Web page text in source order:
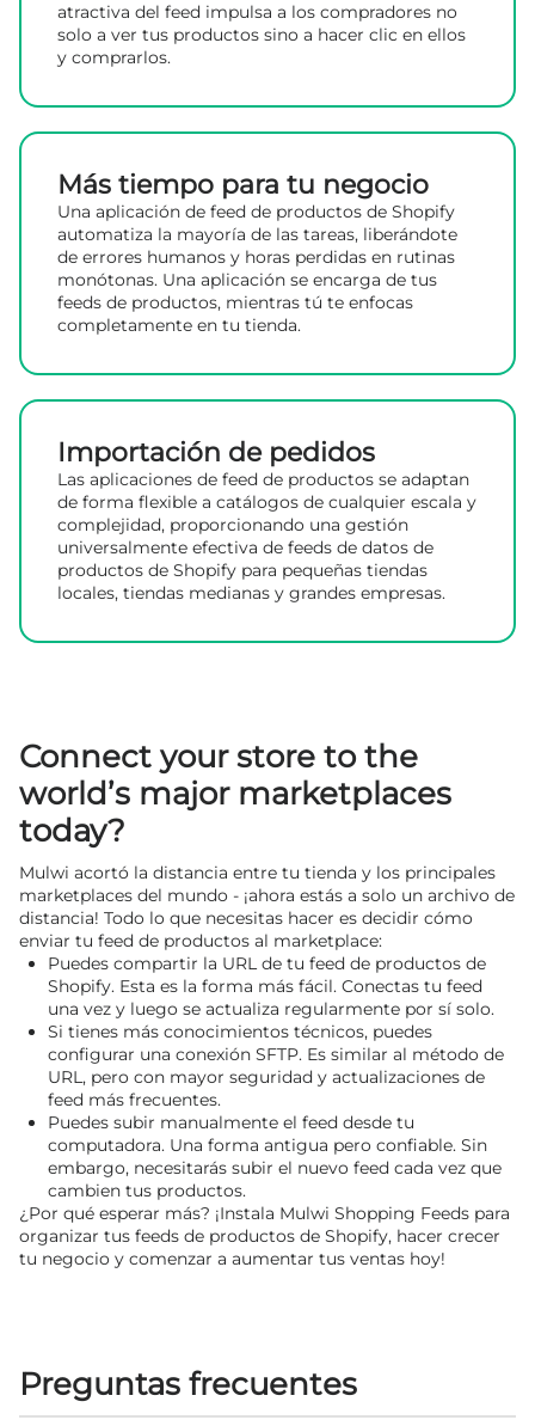
atractiva del feed impulsa a los compradores no
solo a ver tus productos sino a hacer clic en ellos
y comprarlos.
Más tiempo para tu negocio
Una aplicación de feed de productos de Shopify
automatiza la mayoría de las tareas, liberándote
de errores humanos y horas perdidas en rutinas
monótonas. Una aplicación se encarga de tus
feeds de productos, mientras tú te enfocas
completamente en tu tienda.
Importación de pedidos
Las aplicaciones de feed de productos se adaptan
de forma flexible a catálogos de cualquier escala y
complejidad, proporcionando una gestión
universalmente efectiva de feeds de datos de
productos de Shopify para pequeñas tiendas
locales, tiendas medianas y grandes empresas.
Connect your store to the
world’s major marketplaces
today?
Mulwi acortó la distancia entre tu tienda y los principales
marketplaces del mundo - ¡ahora estás a solo un archivo de
distancia! Todo lo que necesitas hacer es decidir cómo
enviar tu feed de productos al marketplace:
Puedes compartir la URL de tu feed de productos de
Shopify. Esta es la forma más fácil. Conectas tu feed
una vez y luego se actualiza regularmente por sí solo.
Si tienes más conocimientos técnicos, puedes
configurar una conexión SFTP. Es similar al método de
URL, pero con mayor seguridad y actualizaciones de
feed más frecuentes.
Puedes subir manualmente el feed desde tu
computadora. Una forma antigua pero confiable. Sin
embargo, necesitarás subir el nuevo feed cada vez que
cambien tus productos.
¿Por qué esperar más? ¡Instala Mulwi Shopping Feeds para
organizar tus feeds de productos de Shopify, hacer crecer
tu negocio y comenzar a aumentar tus ventas hoy!
Preguntas frecuentes